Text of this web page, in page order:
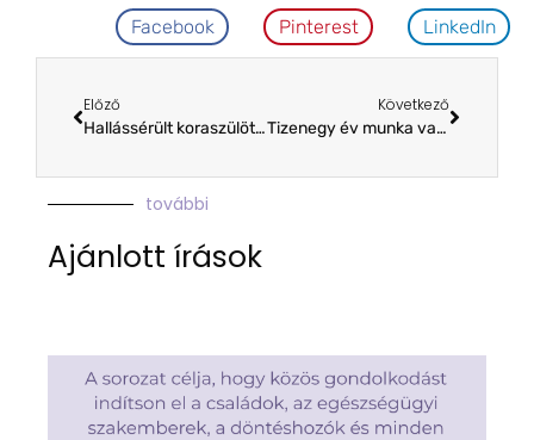
Facebook Pinterest LinkedIn
Előző
Hallássérült koraszülött gyermek a családban? Miért nem csak a hallás számít?
Következő
Tizenegy év munka van a Korip mögött
további
Ajánlott írások